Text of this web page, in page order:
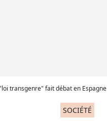
transgenre" fait débat en Espagne
SOCIÉTÉ